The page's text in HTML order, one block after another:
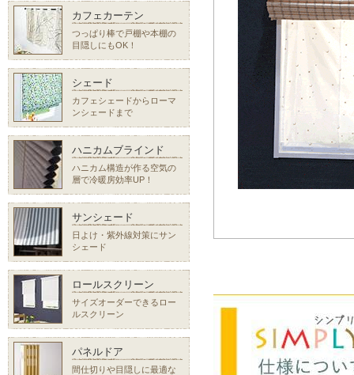
カフェカーテン
つっぱり棒で戸棚や本棚の
目隠しにもOK！
シェード
カフェシェードからローマ
ンシェードまで
ハニカムブラインド
ハニカム構造が作る空気の
層で冷暖房効率UP！
サンシェード
日よけ・紫外線対策にサン
シェード
ロールスクリーン
サイズオーダーできるロー
ルスクリーン
パネルドア
間仕切りや目隠しに最適な